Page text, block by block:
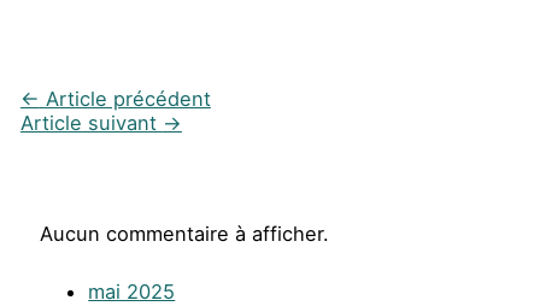
← Article précédent
Article suivant →
Aucun commentaire à afficher.
mai 2025